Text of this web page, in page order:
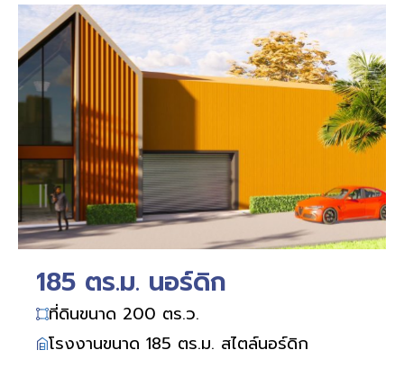
185 ตร.ม. นอร์ดิก
ที่ดินขนาด 200 ตร.ว.
โรงงานขนาด 185 ตร.ม. สไตล์นอร์ดิก